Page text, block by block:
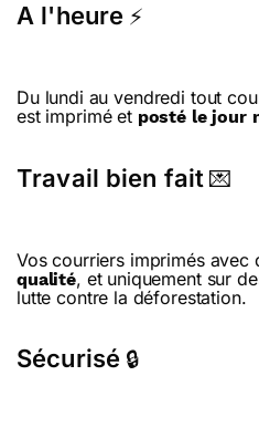
A l'heure ⚡
Du lundi au vendredi tout
est imprimé et posté le jour
Travail bien fait 💌
Vos courriers imprimés avec
qualité, et uniquement sur
lutte contre la déforestation.
Sécurisé 🔒